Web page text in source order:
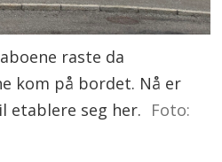
raste da
kom på bordet. Nå er
etablere seg her. Foto: